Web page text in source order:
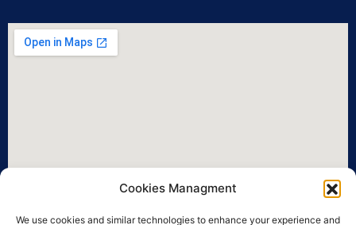
Cookies Managment
We use cookies and similar technologies to enhance your experience and